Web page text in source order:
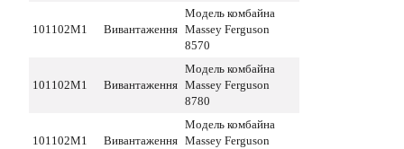
101102M1 Вивантаження
Модель комбайна
Massey Ferguson
8570
101102M1 Вивантаження
Модель комбайна
Massey Ferguson
8780
101102M1 Вивантаження
Модель комбайна
Massey Ferguson